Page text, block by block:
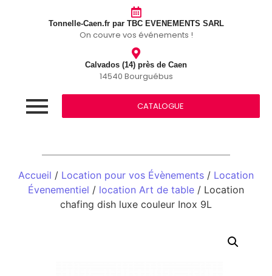
Tonnelle-Caen.fr par TBC EVENEMENTS SARL
On couvre vos événements !
Calvados (14) près de Caen
14540 Bourguébus
CATALOGUE
Accueil / Location pour vos Évènements / Location
Évenementiel / location Art de table / Location
chafing dish luxe couleur Inox 9L